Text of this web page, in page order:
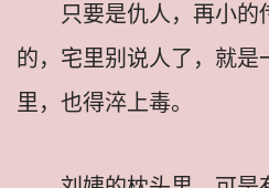
只要是仇人，再小的
的，宅里别说人了，就是
里，也得淬上毒。